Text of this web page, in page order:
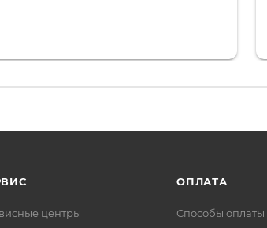
при этом представители магазина
и в итоге проблема была решена.
небезразличии к клиенту после
центры
ОПЛАТА
Способы оплаты